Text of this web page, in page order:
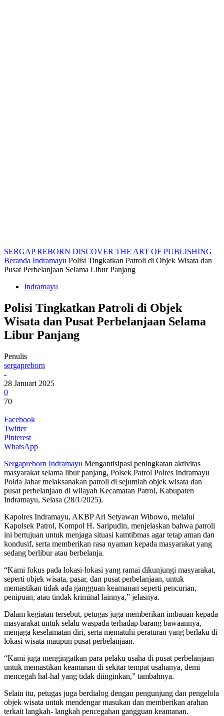
SERGAP REBORN DISCOVER THE ART OF PUBLISHING
Beranda Indramayu Polisi Tingkatkan Patroli di Objek Wisata dan
Pusat Perbelanjaan Selama Libur Panjang
Indramayu
Polisi Tingkatkan Patroli di Objek
Wisata dan Pusat Perbelanjaan Selama
Libur Panjang
Penulis
sergapreborn
-
28 Januari 2025
0
70
Facebook
Twitter
Pinterest
WhatsApp
Sergapreborn Indramayu Mengantisipasi peningkatan aktivitas
masyarakat selama libur panjang, Polsek Patrol Polres Indramayu
Polda Jabar melaksanakan patroli di sejumlah objek wisata dan
pusat perbelanjaan di wilayah Kecamatan Patrol, Kabupaten
Indramayu, Selasa (28/1/2025).
Kapolres Indramayu, AKBP Ari Setyawan Wibowo, melalui
Kapolsek Patrol, Kompol H. Saripudin, menjelaskan bahwa patroli
ini bertujuan untuk menjaga situasi kamtibmas agar tetap aman dan
kondusif, serta memberikan rasa nyaman kepada masyarakat yang
sedang berlibur atau berbelanja.
“Kami fokus pada lokasi-lokasi yang ramai dikunjungi masyarakat,
seperti objek wisata, pasar, dan pusat perbelanjaan, untuk
memastikan tidak ada gangguan keamanan seperti pencurian,
penipuan, atau tindak kriminal lainnya,” jelasnya.
Dalam kegiatan tersebut, petugas juga memberikan imbauan kepada
masyarakat untuk selalu waspada terhadap barang bawaannya,
menjaga keselamatan diri, serta mematuhi peraturan yang berlaku di
lokasi wisata maupun pusat perbelanjaan.
“Kami juga mengingatkan para pelaku usaha di pusat perbelanjaan
untuk memastikan keamanan di sekitar tempat usahanya, demi
mencegah hal-hal yang tidak diinginkan,” tambahnya.
Selain itu, petugas juga berdialog dengan pengunjung dan pengelola
objek wisata untuk mendengar masukan dan memberikan arahan
terkait langkah- langkah pencegahan gangguan keamanan.